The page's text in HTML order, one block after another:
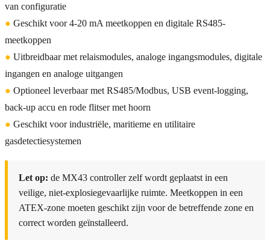
van configuratie
● Geschikt voor 4-20 mA meetkoppen en digitale RS485-
meetkoppen
● Uitbreidbaar met relaismodules, analoge ingangsmodules, digitale
ingangen en analoge uitgangen
● Optioneel leverbaar met RS485/Modbus, USB event-logging,
back-up accu en rode flitser met hoorn
● Geschikt voor industriële, maritieme en utilitaire
gasdetectiesystemen
Let op: de MX43 controller zelf wordt geplaatst in een
veilige, niet-explosiegevaarlijke ruimte. Meetkoppen in een
ATEX-zone moeten geschikt zijn voor de betreffende zone en
correct worden geïnstalleerd.